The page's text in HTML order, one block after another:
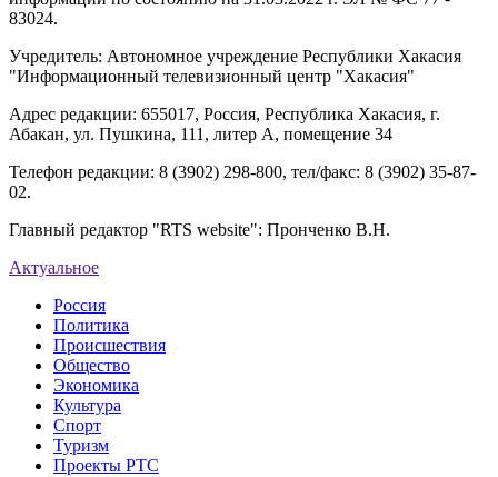
83024.
Учредитель: Автономное учреждение Республики Хакасия
"Информационный телевизионный центр "Хакасия"
Адрес редакции: 655017, Россия, Республика Хакасия, г.
Абакан, ул. Пушкина, 111, литер А, помещение 34
Телефон редакции: 8 (3902) 298-800, тел/факс: 8 (3902) 35-87-
02.
Главный редактор "RTS website": Пронченко В.Н.
Актуальное
Россия
Политика
Происшествия
Общество
Экономика
Культура
Спорт
Туризм
Проекты РТС